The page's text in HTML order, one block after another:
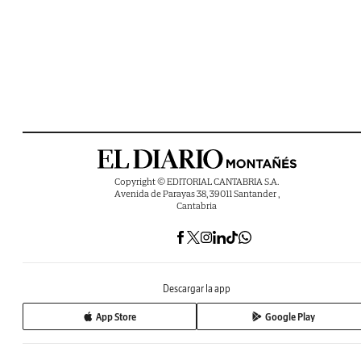
Copyright © EDITORIAL CANTABRIA S.A.
Avenida de Parayas 38, 39011 Santander ,
Cantabria
Descargar la app
App Store Google Play